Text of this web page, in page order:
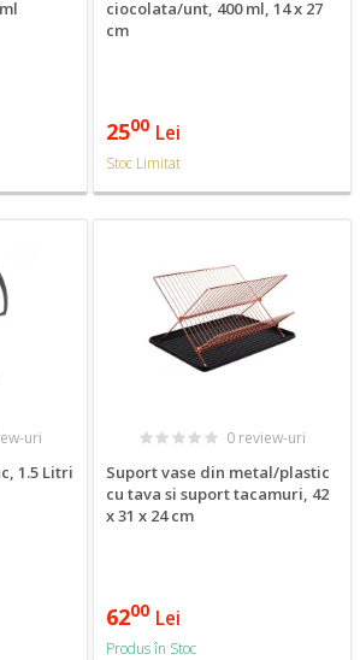
ciocolata/unt, 400 ml, 14 x 27
cm
2500 Lei
Stoc Limitat
uri
1.5 Litri
0 review-uri
Suport vase din metal/plastic
cu tava si suport tacamuri, 42
x 31 x 24 cm
6200 Lei
Produs în Stoc